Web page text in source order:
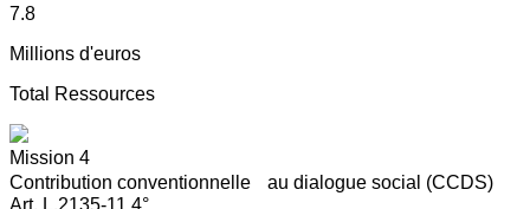
7.8
Millions d'euros
Total Ressources
Mission 4
Contribution conventionnelle au dialogue social (CCDS)